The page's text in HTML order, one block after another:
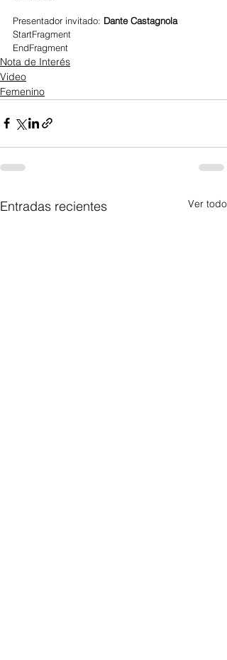
Presentador invitado: Dante Castagnola
StartFragment
EndFragment
Nota de Interés
Video
Femenino
Entradas recientes Ver todo